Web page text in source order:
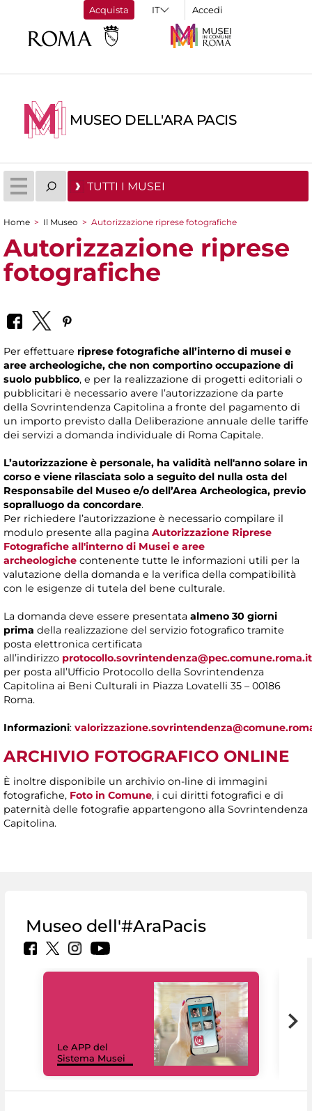
Acquista Accedi
MUSEO DELL'ARA PACIS
TUTTI I MUSEI
Tu sei qui
Home > Il Museo > Autorizzazione riprese fotografiche
Autorizzazione riprese
fotografiche
Per effettuare riprese fotografiche all’interno di musei e
aree archeologiche, che non comportino occupazione di
suolo pubblico, e per la realizzazione di progetti editoriali o
pubblicitari è necessario avere l’autorizzazione da parte
della Sovrintendenza Capitolina a fronte del pagamento di
un importo previsto dalla Deliberazione annuale delle tariffe
dei servizi a domanda individuale di Roma Capitale.
L’autorizzazione è personale, ha validità nell'anno solare in
corso e viene rilasciata solo a seguito del nulla osta del
Responsabile del Museo e/o dell’Area Archeologica, previo
sopralluogo da concordare.
Per richiedere l’autorizzazione è necessario compilare il
modulo presente alla pagina Autorizzazione Riprese
Fotografiche all'interno di Musei e aree
archeologiche contenente tutte le informazioni utili per la
valutazione della domanda e la verifica della compatibilità
con le esigenze di tutela del bene culturale.
La domanda deve essere presentata almeno 30 giorni
prima della realizzazione del servizio fotografico tramite
posta elettronica certificata
all’indirizzo protocollo.sovrintendenza@pec.comune.roma.it
per posta all’Ufficio Protocollo della Sovrintendenza
Capitolina ai Beni Culturali in Piazza Lovatelli 35 – 00186
Roma.
Informazioni:
ARCHIVIO FOTOGRAFICO ONLINE
È inoltre disponibile un archivio on-line di immagini
fotografiche, Foto in Comune, i cui diritti fotografici e di
paternità delle fotografie appartengono alla Sovrintendenza
Capitolina.
Museo dell'#AraPacis
Le APP del
Sistema Musei